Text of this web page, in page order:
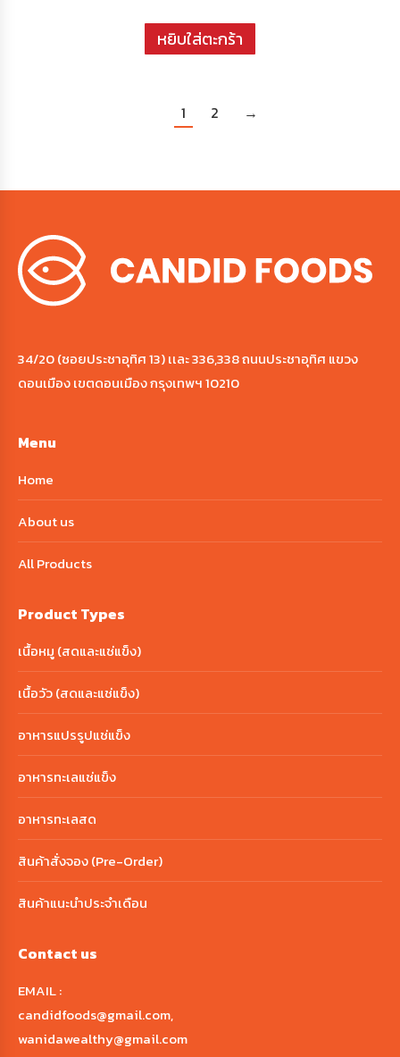
หยิบใส่ตะกร้า
1 2 →
34/20 (ซอยประชาอุทิศ 13) เเละ 336,338 ถนนประชาอุทิศ แขวง
ดอนเมือง เขตดอนเมือง กรุงเทพฯ 10210
Menu
Home
About us
All Products
Product Types
เนื้อหมู (สดและแช่แข็ง)
เนื้อวัว (สดและแช่แข็ง)
อาหารแปรรูปแช่แข็ง
อาหารทะเลแช่แข็ง
อาหารทะเลสด
สินค้าสั่งจอง (Pre-Order)
สินค้าแนะนำประจำเดือน
Contact us
EMAIL :
candidfoods@gmail.com,
wanidawealthy@gmail.com